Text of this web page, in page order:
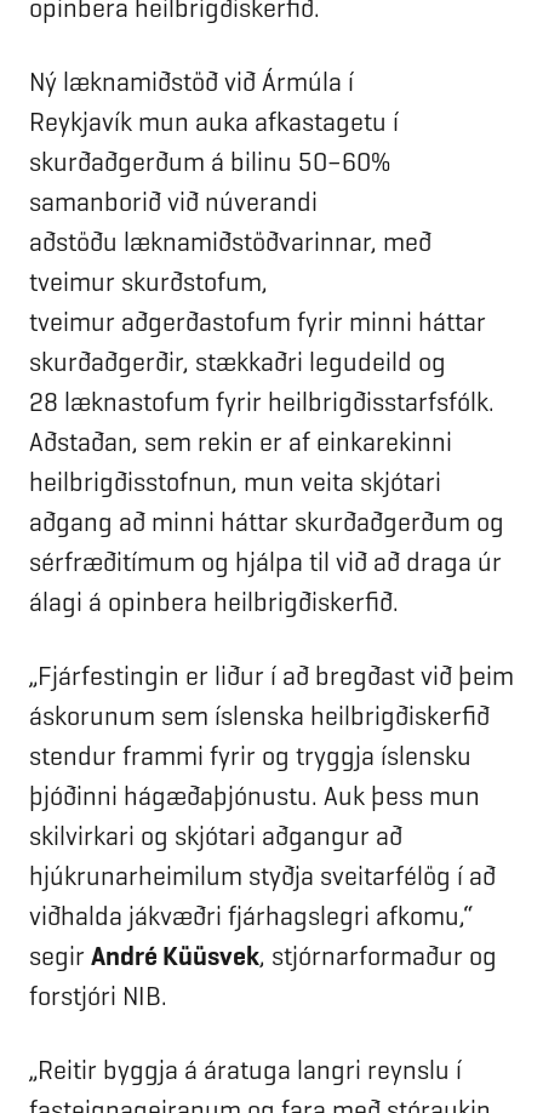
opinbera heilbrigðiskerfið.
Ný læknamiðstöð við Ármúla í
Reykjavík mun auka afkastagetu í
skurðaðgerðum á bilinu 50–60%
samanborið við núverandi
aðstöðu læknamiðstöðvarinnar, með
tveimur skurðstofum,
tveimur aðgerðastofum fyrir minni háttar
skurðaðgerðir, stækkaðri legudeild og
28 læknastofum fyrir heilbrigðisstarfsfólk.
Aðstaðan, sem rekin er af einkarekinni
heilbrigðisstofnun, mun veita skjótari
aðgang að minni háttar skurðaðgerðum og
sérfræðitímum og hjálpa til við að draga úr
álagi á opinbera heilbrigðiskerfið.
„Fjárfestingin er liður í að bregðast við þeim
áskorunum sem íslenska heilbrigðiskerfið
stendur frammi fyrir og tryggja íslensku
þjóðinni hágæðaþjónustu. Auk þess mun
skilvirkari og skjótari aðgangur að
hjúkrunarheimilum styðja sveitarfélög í að
viðhalda jákvæðri fjárhagslegri afkomu,“
segirAndré Küüsvek, stjórnarformaður og
forstjóri NIB.
„Reitir byggja á áratuga langri reynslu í